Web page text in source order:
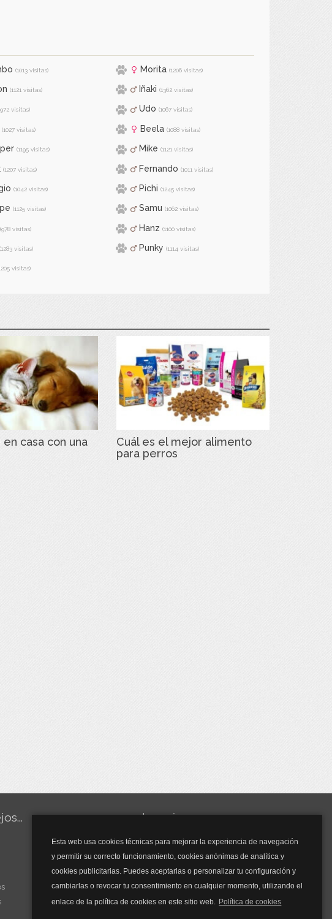
Esta web usa cookies técnicas para mejorar la experiencia de navegación
y permitir su correcto funcionamiento, cookies anónimas de analítica y
cookies publicitarias. Puedes aceptarlas o personalizar tu configuración y
cambiarlas o revocar tu consentimiento en cualquier momento, utilizando el
enlace de la política de cookies en este sitio web. Política de cookies
(1013 visitas) Morita (1206 visitas)
(1121 visitas) Iñaki (1362 visitas)
visitas) Udo (1067 visitas)
(1027 visitas) Beela (1088 visitas)
(1195 visitas) Mike (1121 visitas)
(1207 visitas) Fernando (1011 visitas)
(1042 visitas) Pichi (1245 visitas)
(1125 visitas) Samu (1062 visitas)
(978 visitas) Hanz (1100 visitas)
(1283 visitas) Punky (1114 visitas)
visitas)
casa con una
Cuál es el mejor alimento
para perros
y mucho más...
Mascarillas
Mascarillas FFP2
Mascarillas FFP3
Bolsos
Bolsos Tous